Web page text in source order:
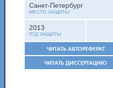
Санкт-Петербург
МЕСТО ЗАЩИТЫ
2013
ГОД ЗАЩИТЫ
ЧИТАТЬ АВТОРЕФЕРАТ
ЧИТАТЬ ДИССЕРТАЦИЮ